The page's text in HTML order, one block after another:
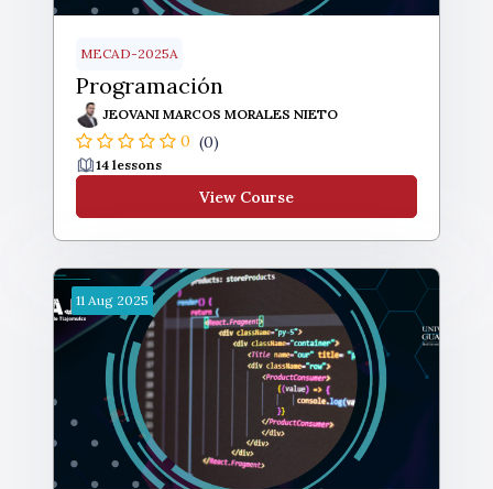
MECAD-2025A
Programación
JEOVANI MARCOS MORALES NIETO
0 (0)
14 lessons
View Course
11 Aug 2025